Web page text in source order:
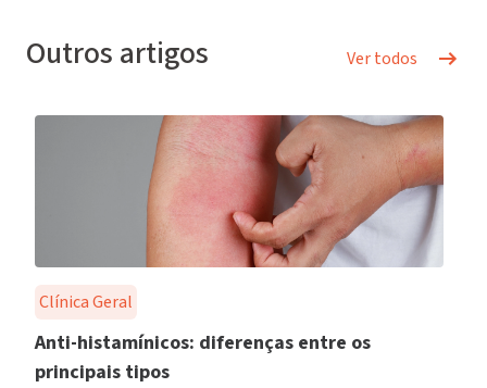
Outros artigos Ver todos
Clínica Geral
Anti-histamínicos: diferenças entre os
principais tipos